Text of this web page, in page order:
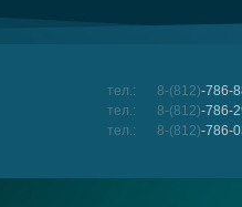
тел.: 8-(812)-786-
тел.:
8-(812)-786-
тел.:
8-(812)-786-